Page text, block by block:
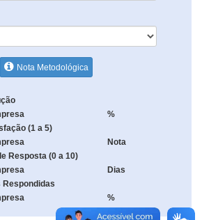
Nota Metodológica
%
(1 a 5)
Nota
Resposta (0 a 10)
Dias
Respondidas
%